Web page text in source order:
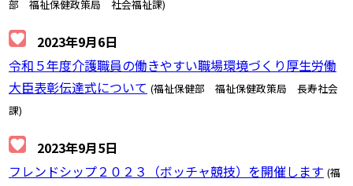
部 福祉保健政策局 社会福祉課)
2023年9月6日
令和５年度介護職員の働きやすい職場環境づくり厚生労働
大臣表彰伝達式について (福祉保健部 福祉保健政策局 長寿社会
課)
2023年9月5日
フレンドシップ２０２３（ボッチャ競技）を開催します (福